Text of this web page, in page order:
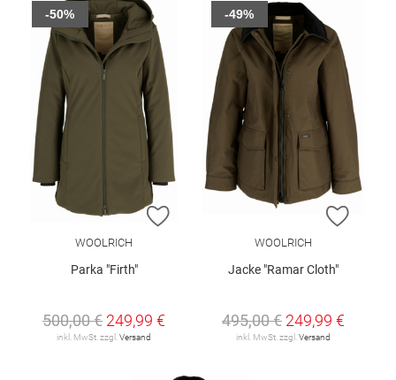
ZUR WUNSCHLISTE HINZUFÜGEN
WOOLRICH
Parka "Firth"
500,00 € 249,99 €
inkl. MwSt. zzgl. Versand
-50%
ZUR
WOOLRICH
Jacke "Ramar Cloth"
495,00 € 249,99 €
inkl. MwSt. zzgl. Versand
-49%